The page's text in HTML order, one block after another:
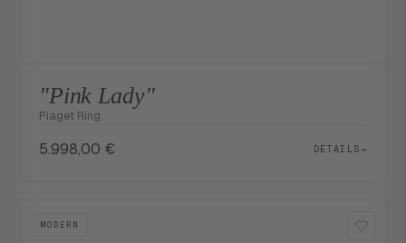
"Pink Lady"
Piaget Ring
5.998,00 € DETAILS→
MODERN